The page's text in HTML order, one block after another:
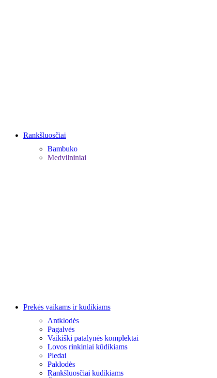
Rankšluosčiai
Bambuko
Medvilniniai
Prekės vaikams ir kūdikiams
Antklodės
Pagalvės
Vaikiški patalynės komplektai
Lovos rinkiniai kūdikiams
Pledai
Paklodės
Rankšluosčiai kūdikiams